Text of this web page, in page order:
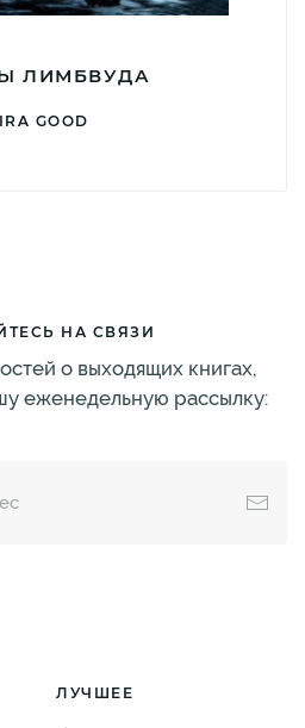
ЛИМБВУДА
GOOD
НА СВЯЗИ
о выходящих книгах,
еженедельную рассылку:
ЛУЧШЕЕ